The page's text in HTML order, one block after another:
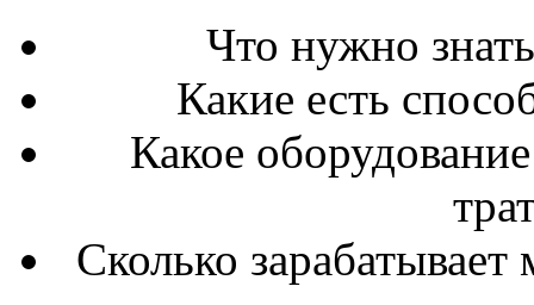
Что нужно
Какие есть
Какое
Сколько зарабатывает